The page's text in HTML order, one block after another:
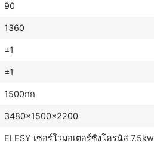
90
1360
±1
±1
1500กก
3480×1500×2200
ELESY เซอร์โวมอเตอร์ซิงโครนัส 7.5kw